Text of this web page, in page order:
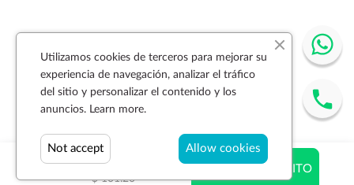
$ 75.90
$ 101.20
AÑADIR AL CARRITO
Utilizamos cookies de terceros para mejorar su
experiencia de navegación, analizar el tráfico
del sitio y personalizar el contenido y los
anuncios. Learn more.
Allow cookies
Not accept